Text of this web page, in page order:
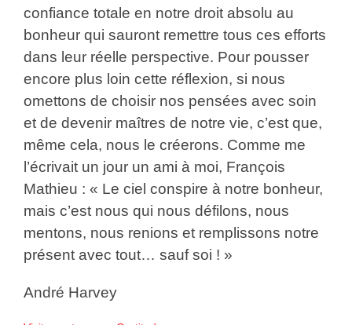
confiance totale en notre droit absolu au
bonheur qui sauront remettre tous ces efforts
dans leur réelle perspective. Pour pousser
encore plus loin cette réflexion, si nous
omettons de choisir nos pensées avec soin
et de devenir maîtres de notre vie, c’est que,
même cela, nous le créerons. Comme me
l’écrivait un jour un ami à moi, François
Mathieu : « Le ciel conspire à notre bonheur,
mais c’est nous qui nous défilons, nous
mentons, nous renions et remplissons notre
présent avec tout… sauf soi ! »
André Harvey